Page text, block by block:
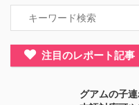
注目のレポート記事
グアムの子